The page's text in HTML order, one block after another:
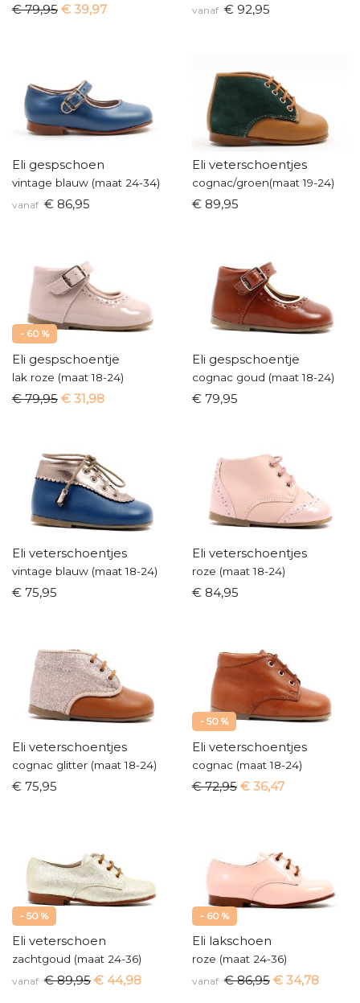
€ 79,95 € 39,97 vanaf € 92,95
Eli gespschoen
vintage blauw (maat 24-34)
vanaf € 86,95
Eli veterschoentjes
cognac/groen(maat 19-24)
€ 89,95
- 60 %
Eli gespschoentje
lak roze (maat 18-24)
€ 79,95 € 31,98
Eli gespschoentje
cognac goud (maat 18-24)
€ 79,95
Eli veterschoentjes
vintage blauw (maat 18-24)
€ 75,95
Eli veterschoentjes
roze (maat 18-24)
€ 84,95
Eli veterschoentjes
cognac glitter (maat 18-24)
€ 75,95
- 50 %
Eli veterschoentjes
cognac (maat 18-24)
€ 72,95 € 36,47
- 50 %
Eli veterschoen
zachtgoud (maat 24-36)
vanaf € 89,95 € 44,98
- 60 %
Eli lakschoen
roze (maat 24-36)
vanaf € 86,95 € 34,78